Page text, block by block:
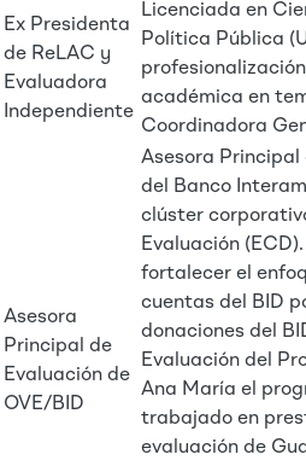
Ex Presidenta
de ReLAC y
Evaluadora
Independiente
Licenciada en
Política Pública
académica en
Coordinadora
Asesora
Principal de
Evaluación de
OVE/BID
Asesora Principal
del Banco
clúster
Evaluación
fortalecer el
cuentas del BID
donaciones del
Evaluación del
Ana María el
trabajado en
evaluación de